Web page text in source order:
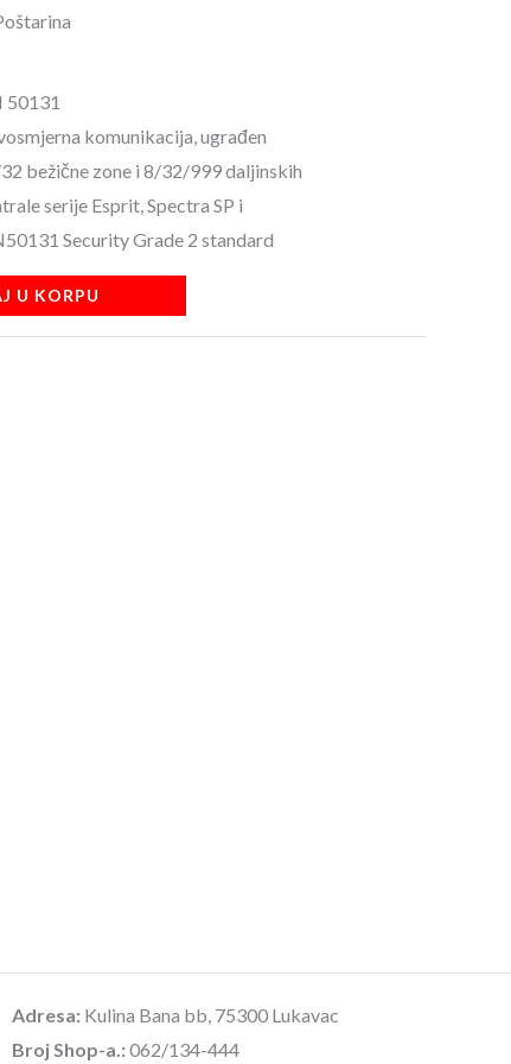
50131
komunikacija, ugrađen
bežične zone i 8/32/999 daljinskih
serije Esprit, Spectra SP i
Security Grade 2 standard
U KORPU
Adresa: Kulina Bana bb, 75300 Lukavac
Broj Shop-a.: 062/134-444